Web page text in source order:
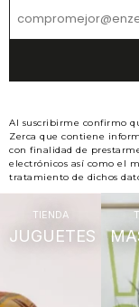
Al suscribirme confirmo
Zerca que contiene
con finalidad de
electrónicos así como el
tratamiento de dichos
TIENDA
JUGUETES